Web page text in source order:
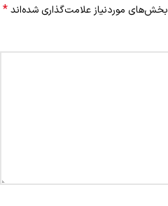
بخش‌های موردنیاز علامت‌گذاری شده‌اند*